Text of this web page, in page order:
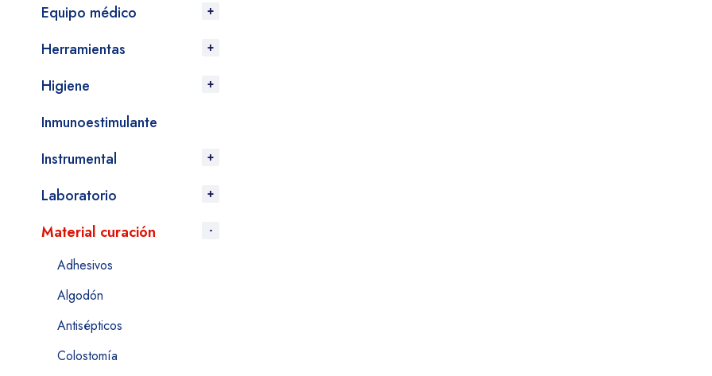
Equipo médico
Herramientas
Higiene
Inmunoestimulante
Instrumental
Laboratorio
Material curación
Adhesivos
Algodón
Antisépticos
Colostomía